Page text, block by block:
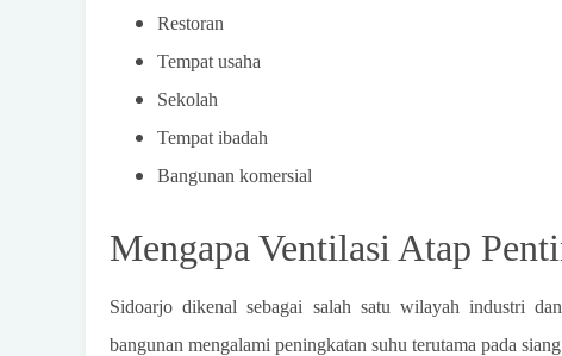
Restoran
Tempat usaha
Sekolah
Tempat ibadah
Bangunan komersial
Mengapa Ventilasi Atap
Sidoarjo dikenal sebagai salah satu wilayah industri
bangunan mengalami peningkatan suhu terutama pada